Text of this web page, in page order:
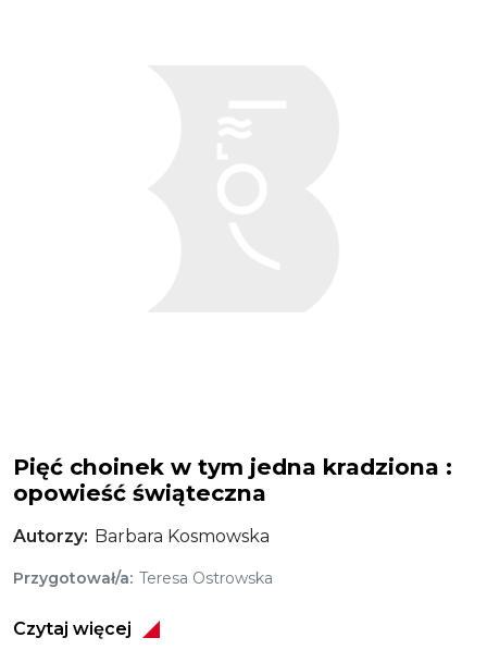
Pięć choinek w tym jedna kradziona :
opowieść świąteczna
Autorzy Barbara Kosmowska
Przygotował/a Teresa Ostrowska
Czytaj więcej